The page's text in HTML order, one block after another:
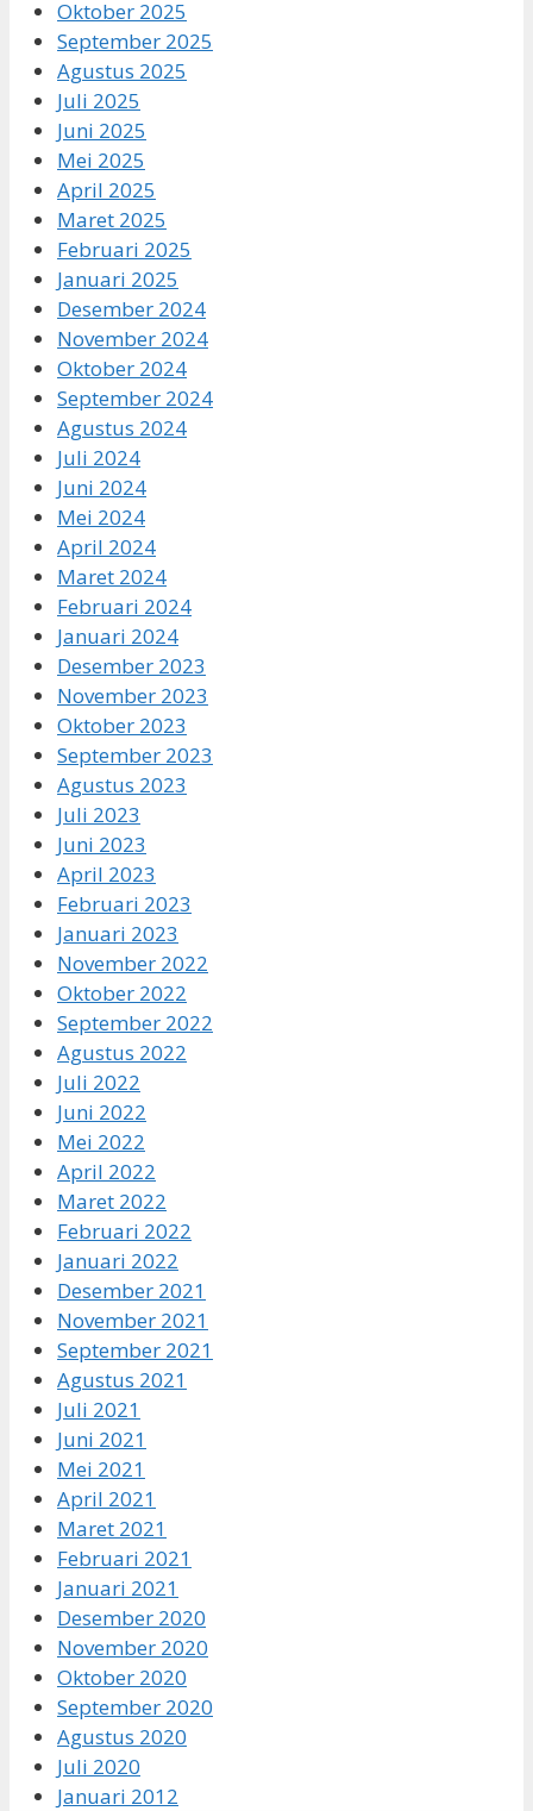
Oktober 2025
September 2025
Agustus 2025
Juli 2025
Juni 2025
Mei 2025
April 2025
Maret 2025
Februari 2025
Januari 2025
Desember 2024
November 2024
Oktober 2024
September 2024
Agustus 2024
Juli 2024
Juni 2024
Mei 2024
April 2024
Maret 2024
Februari 2024
Januari 2024
Desember 2023
November 2023
Oktober 2023
September 2023
Agustus 2023
Juli 2023
Juni 2023
April 2023
Februari 2023
Januari 2023
November 2022
Oktober 2022
September 2022
Agustus 2022
Juli 2022
Juni 2022
Mei 2022
April 2022
Maret 2022
Februari 2022
Januari 2022
Desember 2021
November 2021
September 2021
Agustus 2021
Juli 2021
Juni 2021
Mei 2021
April 2021
Maret 2021
Februari 2021
Januari 2021
Desember 2020
November 2020
Oktober 2020
September 2020
Agustus 2020
Juli 2020
Januari 2012